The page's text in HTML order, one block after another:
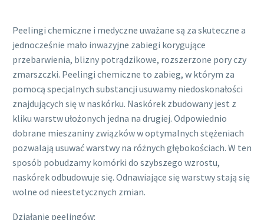
Peelingi chemiczne i medyczne uważane są za skuteczne a
jednocześnie mało inwazyjne zabiegi korygujące
przebarwienia, blizny potrądzikowe, rozszerzone pory czy
zmarszczki. Peelingi chemiczne to zabieg, w którym za
pomocą specjalnych substancji usuwamy niedoskonałości
znajdujących się w naskórku. Naskórek zbudowany jest z
kliku warstw ułożonych jedna na drugiej. Odpowiednio
dobrane mieszaniny związków w optymalnych stężeniach
pozwalają usuwać warstwy na różnych głębokościach. W ten
sposób pobudzamy komórki do szybszego wzrostu,
naskórek odbudowuje się. Odnawiające się warstwy stają się
wolne od nieestetycznych zmian.
Działanie peelingów: